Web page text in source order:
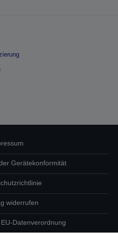
Gerätekonformität
widerrufen
Datenverordnung